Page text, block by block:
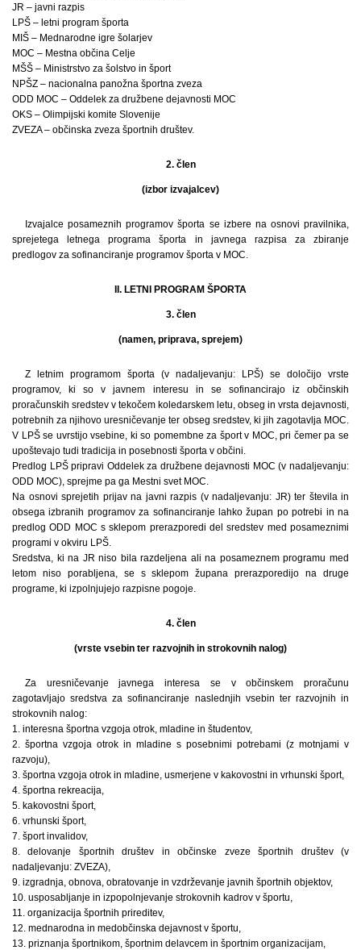
JR – javni razpis
LPŠ – letni program športa
MIŠ – Mednarodne igre šolarjev
MOC – Mestna občina Celje
MŠŠ – Ministrstvo za šolstvo in šport
NPŠZ – nacionalna panožna športna zveza
ODD MOC – Oddelek za družbene dejavnosti MOC
OKS – Olimpijski komite Slovenije
ZVEZA – občinska zveza športnih društev.
2. člen
(izbor izvajalcev)
Izvajalce posameznih programov športa se izbere na osnovi pravilnika,
sprejetega letnega programa športa in javnega razpisa za zbiranje
predlogov za sofinanciranje programov športa v MOC.
II. LETNI PROGRAM ŠPORTA
3. člen
(namen, priprava, sprejem)
Z letnim programom športa (v nadaljevanju: LPŠ) se določijo vrste
programov, ki so v javnem interesu in se sofinancirajo iz občinskih
proračunskih sredstev v tekočem koledarskem letu, obseg in vrsta dejavnosti,
potrebnih za njihovo uresničevanje ter obseg sredstev, ki jih zagotavlja MOC.
V LPŠ se uvrstijo vsebine, ki so pomembne za šport v MOC, pri čemer pa se
upoštevajo tudi tradicija in posebnosti športa v občini.
Predlog LPŠ pripravi Oddelek za družbene dejavnosti MOC (v nadaljevanju:
ODD MOC), sprejme pa ga Mestni svet MOC.
Na osnovi sprejetih prijav na javni razpis (v nadaljevanju: JR) ter števila in
obsega izbranih programov za sofinanciranje lahko župan po potrebi in na
predlog ODD MOC s sklepom prerazporedi del sredstev med posameznimi
programi v okviru LPŠ.
Sredstva, ki na JR niso bila razdeljena ali na posameznem programu med
letom niso porabljena, se s sklepom župana prerazporedijo na druge
programe, ki izpolnjujejo razpisne pogoje.
4. člen
(vrste vsebin ter razvojnih in strokovnih nalog)
Za uresničevanje javnega interesa se v občinskem proračunu
zagotavljajo sredstva za sofinanciranje naslednjih vsebin ter razvojnih in
strokovnih nalog:
1. interesna športna vzgoja otrok, mladine in študentov,
2. športna vzgoja otrok in mladine s posebnimi potrebami (z motnjami v
razvoju),
3. športna vzgoja otrok in mladine, usmerjene v kakovostni in vrhunski šport,
4. športna rekreacija,
5. kakovostni šport,
6. vrhunski šport,
7. šport invalidov,
8. delovanje športnih društev in občinske zveze športnih društev (v
nadaljevanju: ZVEZA),
9. izgradnja, obnova, obratovanje in vzdrževanje javnih športnih objektov,
10. usposabljanje in izpopolnjevanje strokovnih kadrov v športu,
11. organizacija športnih prireditev,
12. mednarodna in medobčinska dejavnost v športu,
13. priznanja športnikom, športnim delavcem in športnim organizacijam,